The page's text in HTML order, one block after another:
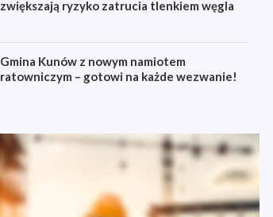
zwiększają ryzyko zatrucia tlenkiem węgla
Gmina Kunów z nowym namiotem
ratowniczym – gotowi na każde wezwanie!